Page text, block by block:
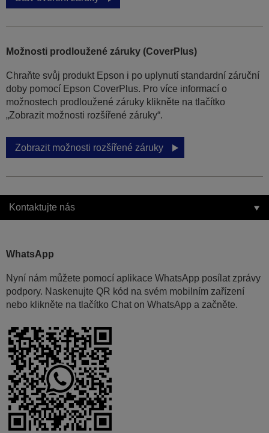
Možnosti prodloužené záruky (CoverPlus)
Chraňte svůj produkt Epson i po uplynutí standardní záruční
doby pomocí Epson CoverPlus. Pro více informací o
možnostech prodloužené záruky klikněte na tlačítko
„Zobrazit možnosti rozšířené záruky“.
Zobrazit možnosti rozšířené záruky
Kontaktujte nás
WhatsApp
Nyní nám můžete pomocí aplikace WhatsApp posílat zprávy
podpory. Naskenujte QR kód na svém mobilním zařízení
nebo klikněte na tlačítko Chat on WhatsApp a začněte.